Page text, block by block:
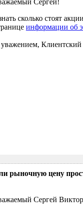
Сергей!
сколько стоят
информации об
рыночную цену
Сергей